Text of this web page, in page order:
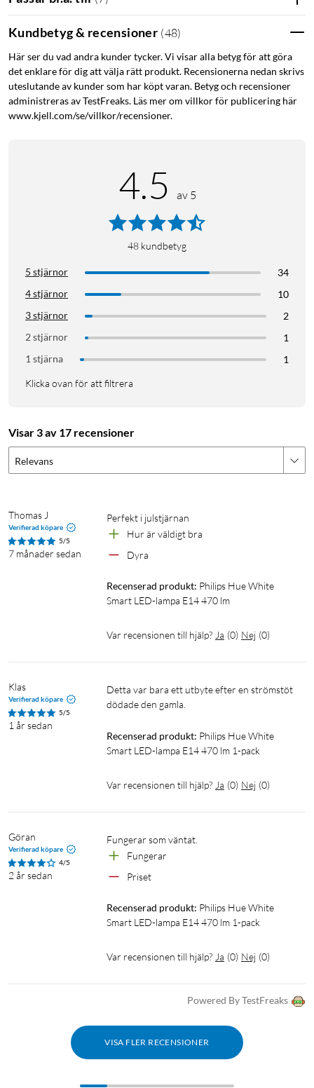
Kundbetyg & recensioner (48)
Här ser du vad andra kunder tycker. Vi visar alla betyg för att göra
det enklare för dig att välja rätt produkt. Recensionerna nedan skrivs
uteslutande av kunder som har köpt varan. Betyg och recensioner
administreras av TestFreaks. Läs mer om villkor för publicering här
www.kjell.com/se/villkor/recensioner.
4.5 av 5
48 kundbetyg
5 stjärnor
34
4 stjärnor
10
3 stjärnor
2
2 stjärnor
1
1 stjärna
1
Klicka ovan för att filtrera
Visar 3 av 17 recensioner
Relevans
Thomas J
Verifierad köpare
5/5
7 månader sedan
Perfekt i julstjärnan
Hur är väldigt bra
Dyra
Recenserad produkt: Philips Hue White
Smart LED-lampa E14 470 lm
Var recensionen till hjälp? Ja (0) Nej (0)
Klas
Verifierad köpare
5/5
1 år sedan
Detta var bara ett utbyte efter en strömstöt
dödade den gamla.
Recenserad produkt: Philips Hue White
Smart LED-lampa E14 470 lm 1-pack
Var recensionen till hjälp? Ja (0) Nej (0)
Göran
Verifierad köpare
4/5
2 år sedan
Fungerar som väntat.
Fungerar
Priset
Recenserad produkt: Philips Hue White
Smart LED-lampa E14 470 lm 1-pack
Var recensionen till hjälp? Ja (0) Nej (0)
Powered By TestFreaks
VISA FLER RECENSIONER